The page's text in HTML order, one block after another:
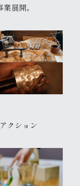
展開。
クション